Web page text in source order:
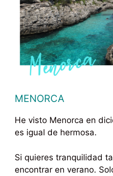
MENORCA
He visto Menorca en
es igual de hermosa.
Si quieres tranquilidad
encontrar en verano.